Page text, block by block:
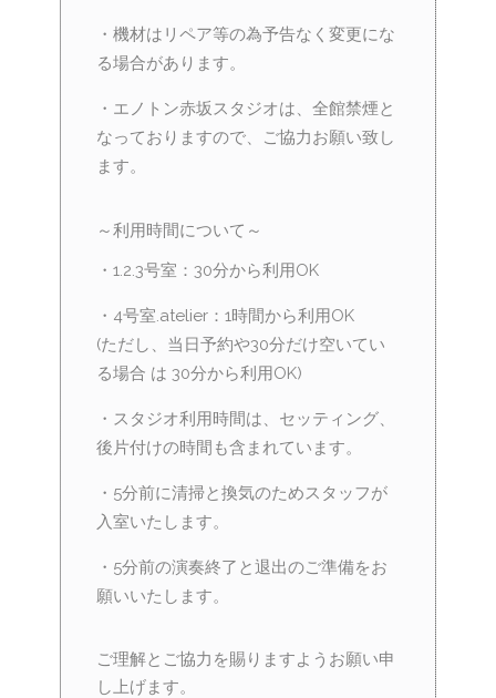
・機材はリペア等の為予告なく変更にな
る場合があります。
・エノトン赤坂スタジオは、全館禁煙と
なっておりますので、ご協力お願い致し
ます。
～利用時間について～
・1.2.3号室：30分から利用OK
・4号室.atelier：1時間から利用OK
(ただし、当日予約や30分だけ空いてい
る場合 は 30分から利用OK)
・スタジオ利用時間は、セッティング、
後片付けの時間も含まれています。
・5分前に清掃と換気のためスタッフが
入室いたします。
・5分前の演奏終了と退出のご準備をお
願いいたします。
ご理解とご協力を賜りますようお願い申
し上げます。